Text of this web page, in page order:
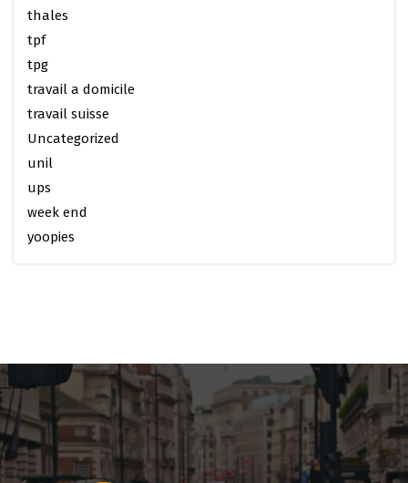
thales
tpf
tpg
travail a domicile
travail suisse
Uncategorized
unil
ups
week end
yoopies